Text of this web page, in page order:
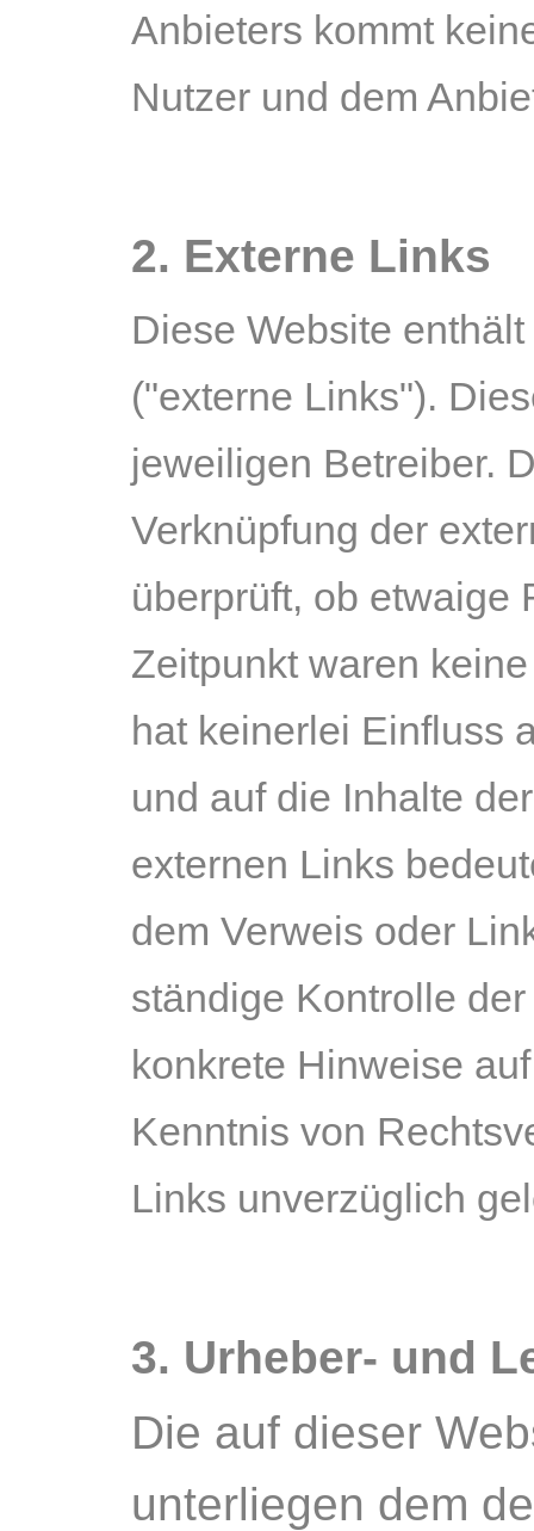
Anbieters kommt
Nutzer und dem
2. Externe Links
Diese Website
("externe Links").
jeweiligen Betreiber.
Verknüpfung der
überprüft, ob etwaige
Zeitpunkt waren
hat keinerlei Einfluss
und auf die Inhalte
externen Links
dem Verweis oder
ständige Kontrolle
konkrete Hinweise
Kenntnis von
Links unverzüglich
3. Urheber- und
Die auf dieser
unterliegen dem